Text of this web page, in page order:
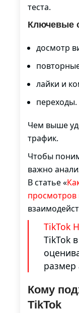
теста.
Ключевые
досмотр
лайки и
переходы.
Чем выше
трафик.
Чтобы
важно
В статье «
просмотров
TikTok
TikTok
размер
Кому
TikTok